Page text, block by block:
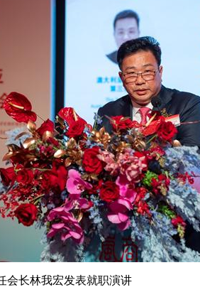
会长林我宏发表就职演讲